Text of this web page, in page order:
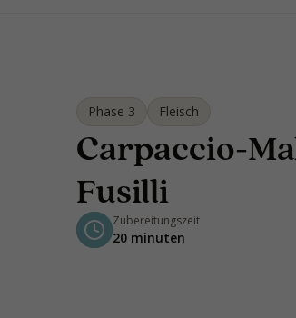
Phase 3 Fleisch
Carpaccio-
Fusilli
Zubereitungszeit
20 minuten